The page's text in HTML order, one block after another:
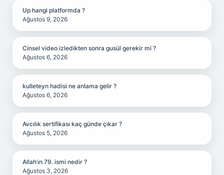
Up hangi platformda ?
Ağustos 9, 2026
Cinsel video izledikten sonra gusül gerekir mi ?
Ağustos 6, 2026
kulleteyn hadisi ne anlama gelir ?
Ağustos 6, 2026
Avcılık sertifikası kaç günde çıkar ?
Ağustos 5, 2026
Allah’ın 79. ismi nedir ?
Ağustos 3, 2026